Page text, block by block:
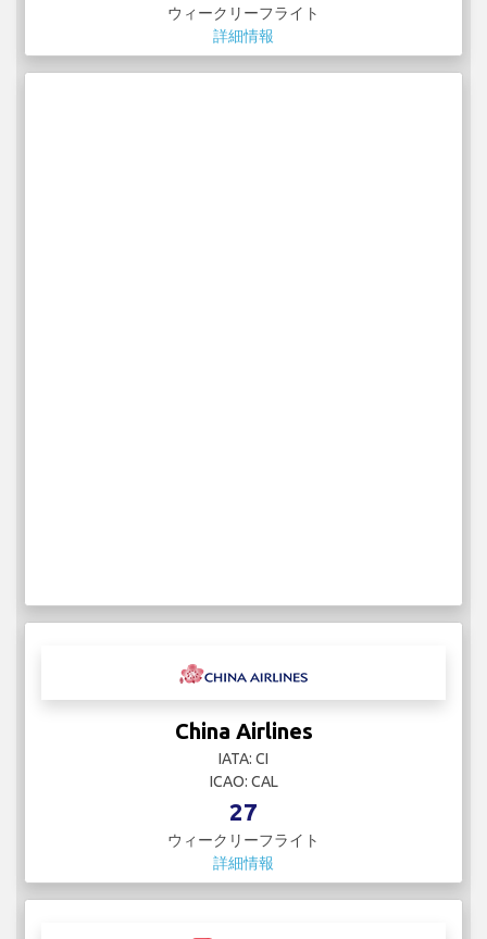
ウィークリーフライト
詳細情報
China Airlines
IATA: CI
ICAO: CAL
27
ウィークリーフライト
詳細情報